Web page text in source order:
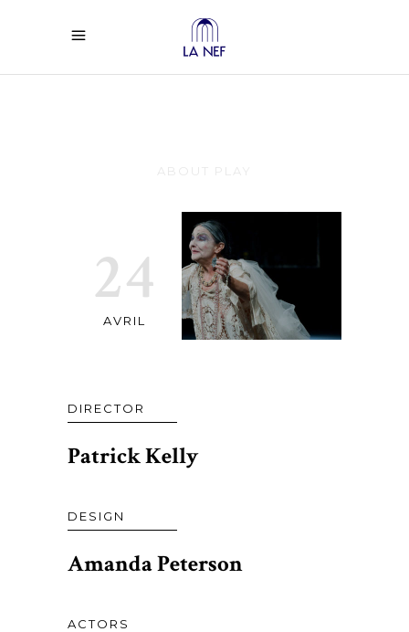
24
AVRIL
DIRECTOR
Patrick Kelly
DESIGN
Amanda Peterson
ACTORS